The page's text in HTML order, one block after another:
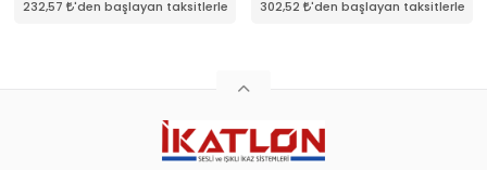
232,57 'den başlayan taksitlerle 302,52 'den başlayan taksitlerle